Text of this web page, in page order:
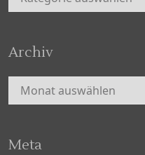
Archiv
Archiv
Meta